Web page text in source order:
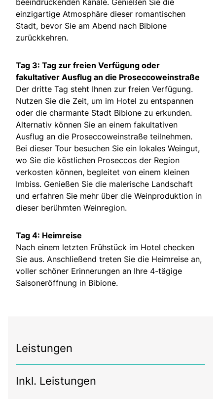
einzigartige Atmosphäre dieser romantischen
Stadt, bevor Sie am Abend nach Bibione
zurückkehren.
Tag 3: Tag zur freien Verfügung oder
fakultativer Ausflug an die Proseccoweinstraße
Der dritte Tag steht Ihnen zur freien Verfügung.
Nutzen Sie die Zeit, um im Hotel zu entspannen
oder die charmante Stadt Bibione zu erkunden.
Alternativ können Sie an einem fakultativen
Ausflug an die Proseccoweinstraße teilnehmen.
Bei dieser Tour besuchen Sie ein lokales Weingut,
wo Sie die köstlichen Proseccos der Region
verkosten können, begleitet von einem kleinen
Imbiss. Genießen Sie die malerische Landschaft
und erfahren Sie mehr über die Weinproduktion in
dieser berühmten Weinregion.
Tag 4: Heimreise
Nach einem letzten Frühstück im Hotel checken
Sie aus. Anschließend treten Sie die Heimreise an,
voller schöner Erinnerungen an Ihre 4-tägige
Saisoneröffnung in Bibione.
Leistungen
Inkl. Leistungen